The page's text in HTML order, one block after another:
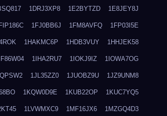
1DRJ3XP8 1E2BYTZD 1E8JEY8J
1FJ0BB6J 1FM8AVFQ 1FP03I5E
1HAKMC6P 1HDB3VUY 1HHJEK58
1IHA2RU7 1IOKJ9IZ 1IOWA7OG
1JL35ZZ0 1JUOBZ9U 1JZ9UNM8
1KQW0D9E 1KUB22OP 1KUC7YQ5
1LVWMXC9 1MF16JX6 1MZGQ4D3